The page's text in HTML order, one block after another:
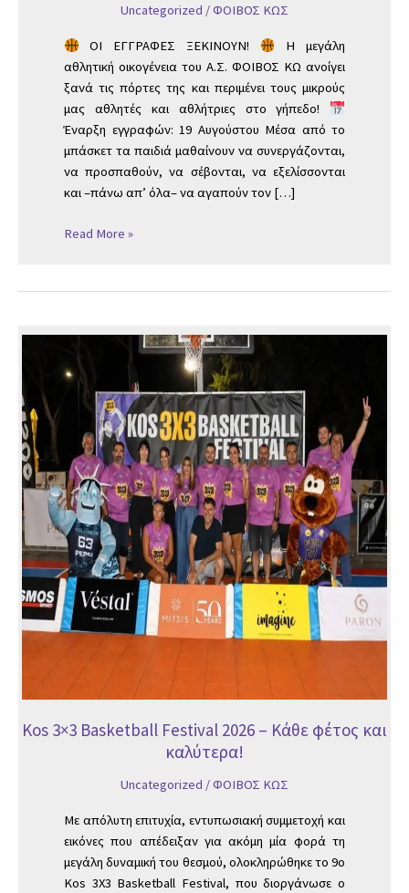
Uncategorized /ΦΟΙΒΟΣ ΚΩΣ
ΟΙ ΕΓΓΡΑΦΕΣ ΞΕΚΙΝΟΥΝ!
Η μεγάλη
αθλητική οικογένεια του Α.Σ. ΦΟΙΒΟΣ ΚΩ ανοίγει
ξανά τις πόρτες της και περιμένει τους μικρούς
μας αθλητές και αθλήτριες στο γήπεδο!
Έναρξη εγγραφών: 19 Αυγούστου Μέσα από το
μπάσκετ τα παιδιά μαθαίνουν να συνεργάζονται,
να προσπαθούν, να σέβονται, να εξελίσσονται
και –πάνω απ’ όλα– να αγαπούν τον […]
Read More »
Kos 3×3 Basketball Festival 2026 – Κάθε φέτος και
καλύτερα!
Uncategorized /ΦΟΙΒΟΣ ΚΩΣ
Με απόλυτη επιτυχία, εντυπωσιακή συμμετοχή και
εικόνες που απέδειξαν για ακόμη μία φορά τη
μεγάλη δυναμική του θεσμού, ολοκληρώθηκε το 9ο
Kos 3X3 Basketball Festival, που διοργάνωσε ο
Kos
Basketball
Festival
Κάθε
φέτος
και
καλύτερα!